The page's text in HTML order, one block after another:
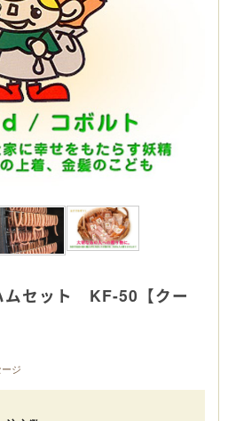
セット KF-50【クー
ジ